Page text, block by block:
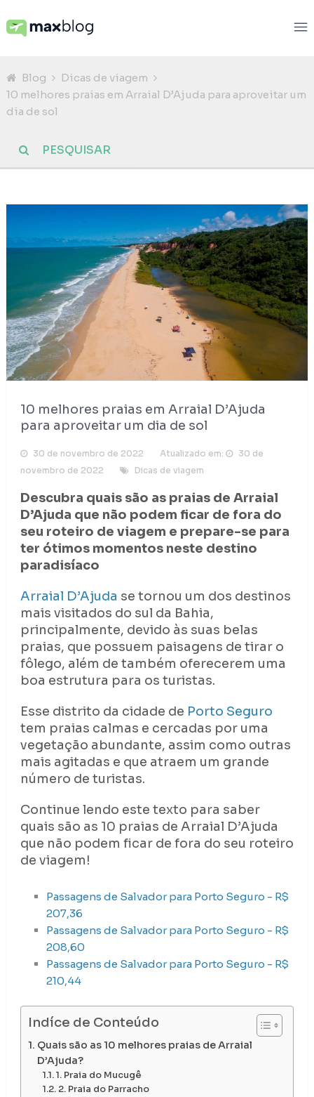
Blog
Dicas de viagem
10 melhores praias em Arraial D’Ajuda para aproveitar um
dia de sol
10 melhores praias em Arraial D’Ajuda
para aproveitar um dia de sol
30 de novembro de 2022 Atualizado em:
30 de
novembro de 2022
Dicas de viagem
Descubra quais são as praias de Arraial
D’Ajuda que não podem ficar de fora do
seu roteiro de viagem e prepare-se para
ter ótimos momentos neste destino
paradisíaco
Arraial D’Ajuda se tornou um dos destinos
mais visitados do sul da Bahia,
principalmente, devido às suas belas
praias, que possuem paisagens de tirar o
fôlego, além de também oferecerem uma
boa estrutura para os turistas.
Esse distrito da cidade de Porto Seguro
tem praias calmas e cercadas por uma
vegetação abundante, assim como outras
mais agitadas e que atraem um grande
número de turistas.
Continue lendo este texto para saber
quais são as 10 praias de Arraial D’Ajuda
que não podem ficar de fora do seu roteiro
de viagem!
Passagens de Salvador para Porto Seguro - R$
207,36
Passagens de Salvador para Porto Seguro - R$
208,60
Passagens de Salvador para Porto Seguro - R$
210,44
Indíce de Conteúdo
Quais são as 10 melhores praias de Arraial
D’Ajuda?
1. Praia do Mucugê
2. Praia do Parracho